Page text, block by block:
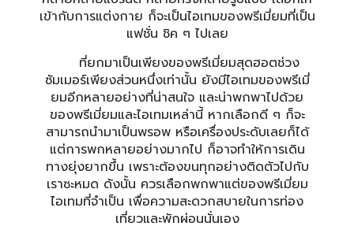
เข้ากับการแต่งกาย ก็จะเป็นไอเทมของพรีเมี่ยมที่เป็น
แฟชั่น ชิค ๆ ไปเลย
ที่ยกมาเป็นเพียงของพรีเมี่ยมสุดฮอตช่วง
ซัมเมอร์เพียงส่วนหนึ่งเท่านั้น ยังมีไอเทมของพรีเมี่
ยมอีกหลายอย่างที่น่าสนใจ และน่าพกพาไปด้วย
ของพรีเมี่ยมและไอเทมเหล่านี้ หากเลือกดี ๆ ก็จะ
สามารถนำมาเป็นพรอพ หรือเครื่องประดับเลยก็ได้
แต่การพกหลายอย่างมากไป ก็อาจทำให้การเดิน
ทางยุ่งยากขึ้น เพราะต้องขนทุกอย่างติดตัวไปกับ
เราซะหมด ดังนั้น ควรเลือกพกพาแต่ของพรีเมี่ยม
ไอเทมที่จำเป็น เพื่อความสะดวกสบายในการท่อง
เที่ยวและพักผ่อนนั่นเอง